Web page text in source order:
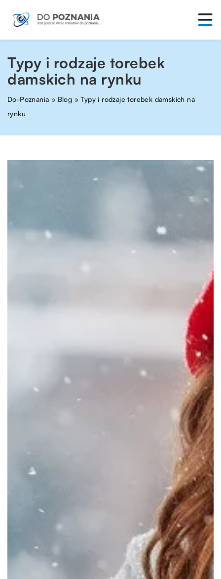
Typy i rodzaje torebek
damskich na rynku
Do-Poznania » Blog »Typy i rodzaje torebek damskich na
rynku